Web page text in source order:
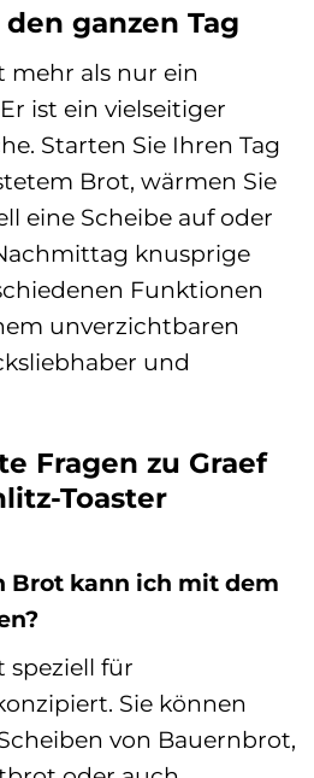
ganzen Tag
mehr als nur ein
ist ein vielseitiger
Starten Sie Ihren Tag
Brot, wärmen Sie
eine Scheibe auf oder
knusprige
Funktionen
unverzichtbaren
und
Fragen zu Graef
Toaster
Brot kann ich mit dem
speziell für
Sie können
von Bauernbrot,